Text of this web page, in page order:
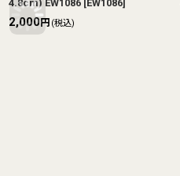
4.8cm) EW1086 [EW1086]
2,000円 (税込)